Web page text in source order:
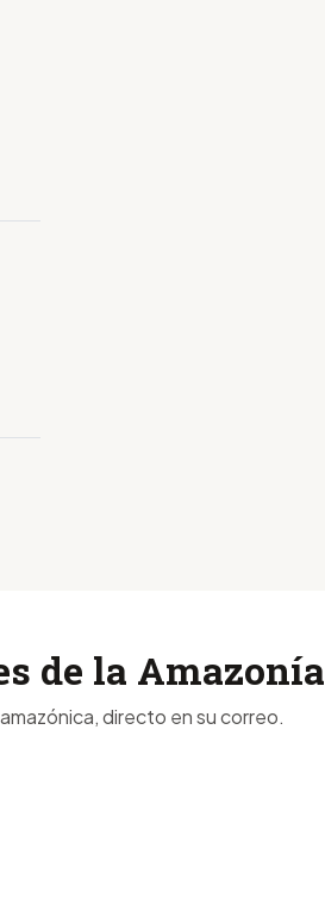
de la Amazonía
directo en su correo.